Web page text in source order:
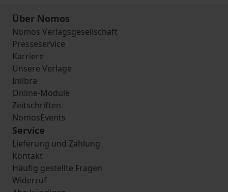
Über Nomos
Nomos Verlagsgesellschaft
Presseservice
Karriere
Unsere Verlage
Inlibra
Online-Module
Zeitschriften
NomosEvents
Service
Lieferung und Zahlung
Kontakt
Häufig gestellte Fragen
Widerruf